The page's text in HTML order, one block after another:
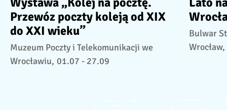
Przewóz poczty koleją od XIX
do XXI wieku”
Muzeum Poczty i Telekomunikacji we
Wrocławiu, 01.07 - 27.09
Bulwar
Wrocław,